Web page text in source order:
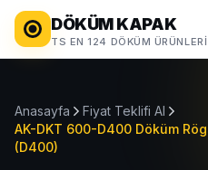
DÖKÜM KAPAK
TS EN 124 DÖKÜM ÜRÜNLERI
Anasayfa
Fiyat Teklifi Al
AK-DKT 600-D400 Döküm
(D400)